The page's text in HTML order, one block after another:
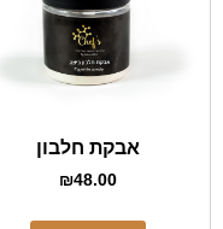
אבקת חלבון
₪48.00